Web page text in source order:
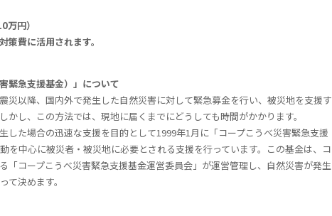
円）
策費に活用されます。
緊急支援基金）」について
災以降、国内外で発生した自然災害に対して緊急募金を行い、被災地を支援す
かし、この方法では、現地に届くまでにどうしても時間がかかります。
した場合の迅速な支援を目的として1999年1月に「コープこうべ災害緊急支援
を中心に被災者・被災地に必要とされる支援を行っています。この基金は、コ
「コープこうべ災害緊急支援基金運営委員会」が運営管理し、自然災害が発生
て決めます。